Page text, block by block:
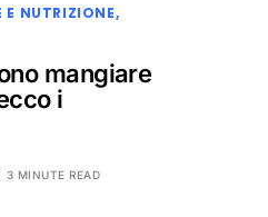
NUTRIZIONE
mangiare
i
3 MINUTE READ